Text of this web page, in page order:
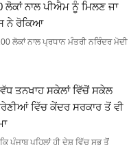
ਲੋਕਾਂ ਨਾਲ ਪੀਐਮ ਨੂੰ ਮਿਲਣ ਜਾ
ਨੇ ਰੋਕਿਆ
ਲੋਕਾਂ ਨਾਲ ਪ੍ਰਧਾਨ ਮੰਤਰੀ ਨਰਿੰਦਰ ਮੋਦੀ
ਤਨਖਾਹ ਸਕੇਲਾਂ ਵਿੱਚੋਂ ਸਕੇਲ
ਵਿੱਚ ਕੇਂਦਰ ਸਰਕਾਰ ਤੋਂ ਵੀ
ਪੰਜਾਬ ਪਹਿਲਾਂ ਹੀ ਦੇਸ਼ ਵਿੱਚ ਸਭ ਤੋਂ